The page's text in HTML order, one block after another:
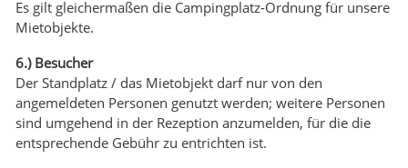
Es gilt gleichermaßen die Campingplatz-Ordnung für unsere
Mietobjekte.
6.) Besucher
Der Standplatz / das Mietobjekt darf nur von den
angemeldeten Personen genutzt werden; weitere Personen
sind umgehend in der Rezeption anzumelden, für die die
entsprechende Gebühr zu entrichten ist.